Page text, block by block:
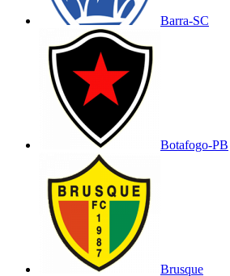
Barra-SC
Botafogo-PB
Brusque